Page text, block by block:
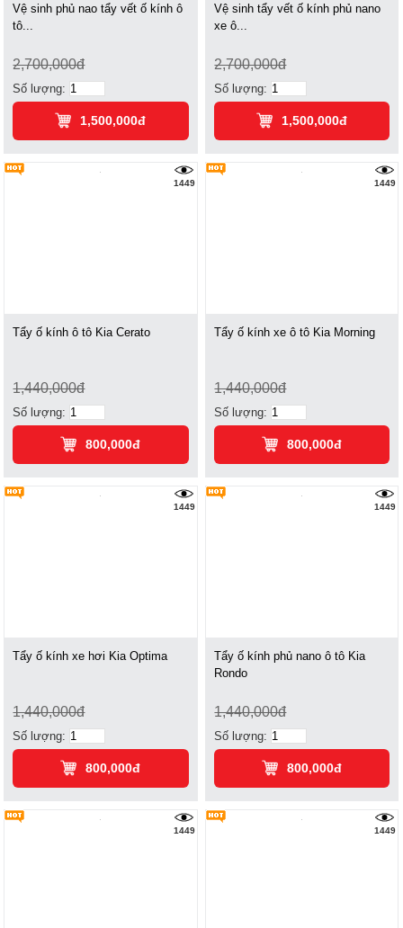
Vệ sinh phủ nao tẩy vết ố kính ô
tô...
2,700,000đ
Số lượng:
1,500,000đ
Vệ sinh tẩy vết ố kính phủ nano
xe ô...
2,700,000đ
Số lượng:
1,500,000đ
1449
Tẩy ố kính ô tô Kia Cerato
1,440,000đ
Số lượng:
800,000đ
1449
Tẩy ố kính xe ô tô Kia Morning
1,440,000đ
Số lượng:
800,000đ
1449
Tẩy ố kính xe hơi Kia Optima
1,440,000đ
Số lượng:
800,000đ
1449
Tẩy ố kính phủ nano ô tô Kia
Rondo
1,440,000đ
Số lượng:
800,000đ
1449 1449